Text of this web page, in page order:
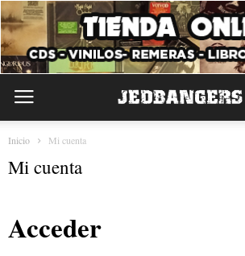
Inicio Mi cuenta
Mi cuenta
Acceder